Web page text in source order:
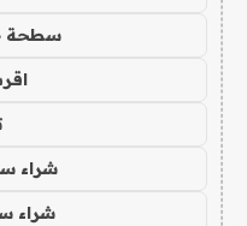
سطحة
شراء
شراء